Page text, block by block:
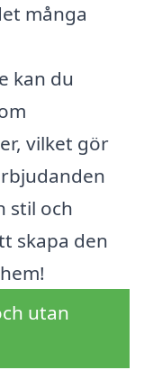
många
kan du
vilket gör
stil och
skapa den
utan